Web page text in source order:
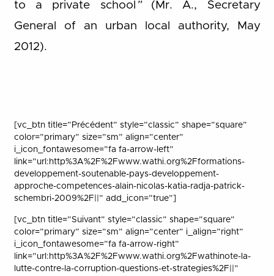
to a private school ”(Mr. A., Secretary
General of an urban local authority, May
2012).
[vc_btn title=”Précédent” style=”classic” shape=”square”
color=”primary” size=”sm” align=”center”
i_icon_fontawesome=”fa fa-arrow-left”
link=”url:http%3A%2F%2Fwww.wathi.org%2Fformations-
developpement-soutenable-pays-developpement-
approche-competences-alain-nicolas-katia-radja-patrick-
schembri-2009%2F||” add_icon=”true”]
[vc_btn title=”Suivant” style=”classic” shape=”square”
color=”primary” size=”sm” align=”center” i_align=”right”
i_icon_fontawesome=”fa fa-arrow-right”
link=”url:http%3A%2F%2Fwww.wathi.org%2Fwathinote-la-
lutte-contre-la-corruption-questions-et-strategies%2F||”